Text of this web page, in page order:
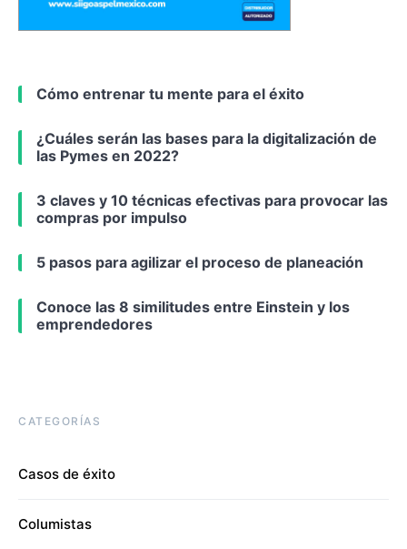
Cómo entrenar tu mente para el éxito
¿Cuáles serán las bases para la digitalización de
las Pymes en 2022?
3 claves y 10 técnicas efectivas para provocar las
compras por impulso
5 pasos para agilizar el proceso de planeación
Conoce las 8 similitudes entre Einstein y los
emprendedores
CATEGORÍAS
Casos de éxito
Columistas